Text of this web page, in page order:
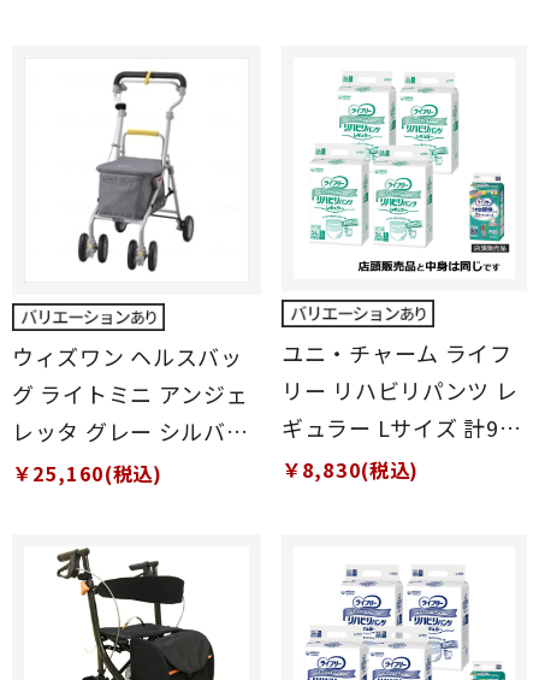
ウィズワン ヘルスバッ
グ ライトミニ アンジェ
レッタ グレー シルバー
カー
￥25,160(税込)
ユニ・チャーム ライフ
リー リハビリパンツ レ
ギュラー Lサイズ 計96
枚 (24枚×4袋)
￥8,830(税込)